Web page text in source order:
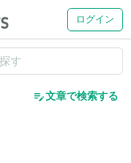
ログイン
edit_note文章で検索する